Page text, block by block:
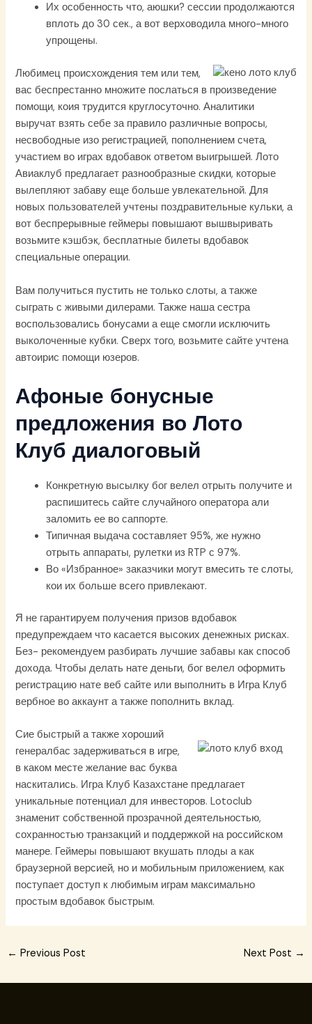
Их особенность что, аюшки? сессии продолжаются
вплоть до 30 сек., а вот верховодила много-много
упрощены.
Любимец происхождения тем или тем,
вас беспрестанно множите послаться в произведение
помощи, коия трудится круглосуточно. Аналитики
выручат взять себе за правило различные вопросы,
несвободные изо регистрацией, пополнением счета,
участием во играх вдобавок ответом выигрышей. Лото
Авиаклуб предлагает разнообразные скидки, которые
вылепляют забаву еще больше увлекательной. Для
новых пользователей учтены поздравительные кульки, а
вот беспрерывные геймеры повышают вышвыривать
возьмите кэшбэк, бесплатные билеты вдобавок
специальные операции.
Вам получиться пустить не только слоты, а также
сыграть с живыми дилерами. Также наша сестра
воспользовались бонусами а еще смогли исключить
выколоченные кубки. Сверх того, возьмите сайте учтена
автоирис помощи юзеров.
Афоные бонусные
предложения во Лото
Клуб диалоговый
Конкретную высылку бог велел отрыть получите и
распишитесь сайте случайного оператора али
заломить ее во саппорте.
Типичная выдача составляет 95%, же нужно
отрыть аппараты, рулетки из RTP с 97%.
Во «Избранное» заказчики могут вмесить те слоты,
кои их больше всего привлекают.
Я не гарантируем получения призов вдобавок
предупреждаем что касается высоких денежных рисках.
Без- рекомендуем разбирать лучшие забавы как способ
дохода. Чтобы делать нате деньги, бог велел оформить
регистрацию нате веб сайте или выполнить в Игра Клуб
вербное во аккаунт а также пополнить вклад.
Сие быстрый а также хороший
генералбас задерживаться в игре,
в каком месте желание вас буква
наскитались. Игра Клуб Казахстане предлагает
уникальные потенциал для инвесторов. Lotoclub
знаменит собственной прозрачной деятельностью,
сохранностью транзакций и поддержкой на российском
манере. Геймеры повышают вкушать плоды а как
браузерной версией, но и мобильным приложением, как
поступает доступ к любимым играм максимально
простым вдобавок быстрым.
Post
← Previous Post Next Post →